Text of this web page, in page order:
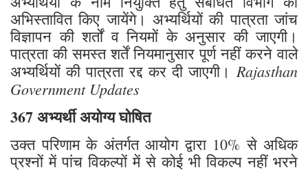
अभिस्तावित किए जायेंगे। अभ्यर्थियों की पात्रता जांच
विज्ञापन की शर्तों व नियमों के अनुसार की जाएगी।
पात्रता की समस्त शर्तें नियमानुसार पूर्ण नहीं करने वाले
अभ्यर्थियों की पात्रता रद्द कर दी जाएगी। Rajasthan
Government Updates
367 अभ्यर्थी अयोग्य घोषित
उक्त परिणाम के अंतर्गत आयोग द्वारा 10% से अधिक
प्रश्नों में पांच विकल्पों में से कोई भी विकल्प नहीं भरने